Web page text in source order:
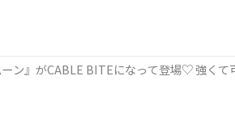
ーン』がCABLE BITEになって登場♡ 強く